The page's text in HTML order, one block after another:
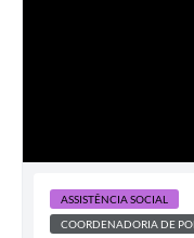
ASSISTÊNCIA SOCIAL
COORDENADORIA DE